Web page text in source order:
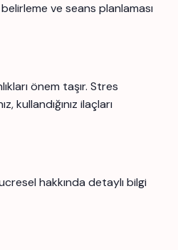
ve seans planlaması
önem taşır. Stres
ilaçları
hakkında detaylı bilgi